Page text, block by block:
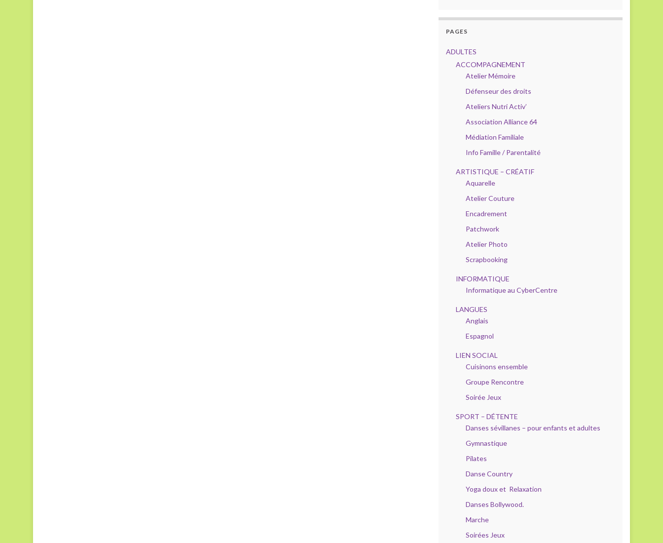
PAGES
ADULTES
ACCOMPAGNEMENT
Atelier Mémoire
Défenseur des droits
Ateliers Nutri Activ’
Association Alliance 64
Médiation Familiale
Info Famille / Parentalité
ARTISTIQUE – CRÉATIF
Aquarelle
Atelier Couture
Encadrement
Patchwork
Atelier Photo
Scrapbooking
INFORMATIQUE
Informatique au CyberCentre
LANGUES
Anglais
Espagnol
LIEN SOCIAL
Cuisinons ensemble
Groupe Rencontre
Soirée Jeux
SPORT – DÉTENTE
Danses sévillanes – pour enfants et adultes
Gymnastique
Pilates
Danse Country
Yoga doux et Relaxation
Danses Bollywood.
Marche
Soirées Jeux